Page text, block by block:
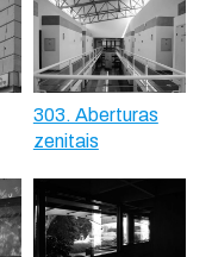
303. Aberturas
zenitais